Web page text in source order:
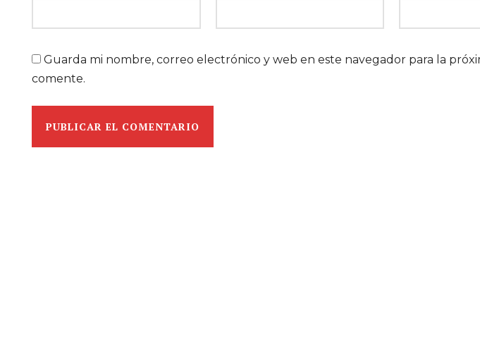
Guarda mi nombre, correo electrónico y web en este navegador para la
comente.